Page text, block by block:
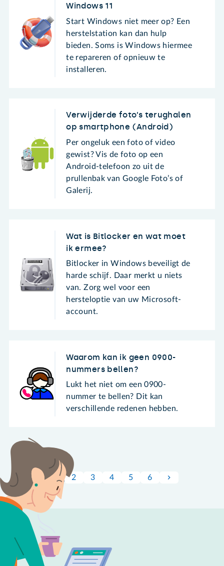
Windows 11
Start Windows niet meer op? Een
herstelstation kan dan hulp
bieden. Soms is Windows hiermee
te repareren of opnieuw te
installeren.
Verwijderde foto’s terughalen
op smartphone (Android)
Per ongeluk een foto of video
gewist? Vis de foto op een
Android-telefoon zo uit de
prullenbak van Google Foto’s of
Galerij.
Wat is Bitlocker en wat moet
ik ermee?
Bitlocker in Windows beveiligt de
harde schijf. Daar merkt u niets
van. Zorg wel voor een
hersteloptie van uw Microsoft-
account.
Waarom kan ik geen 0900-
nummers bellen?
Lukt het niet om een 0900-
nummer te bellen? Dit kan
verschillende redenen hebben.
2 3 4 5 6